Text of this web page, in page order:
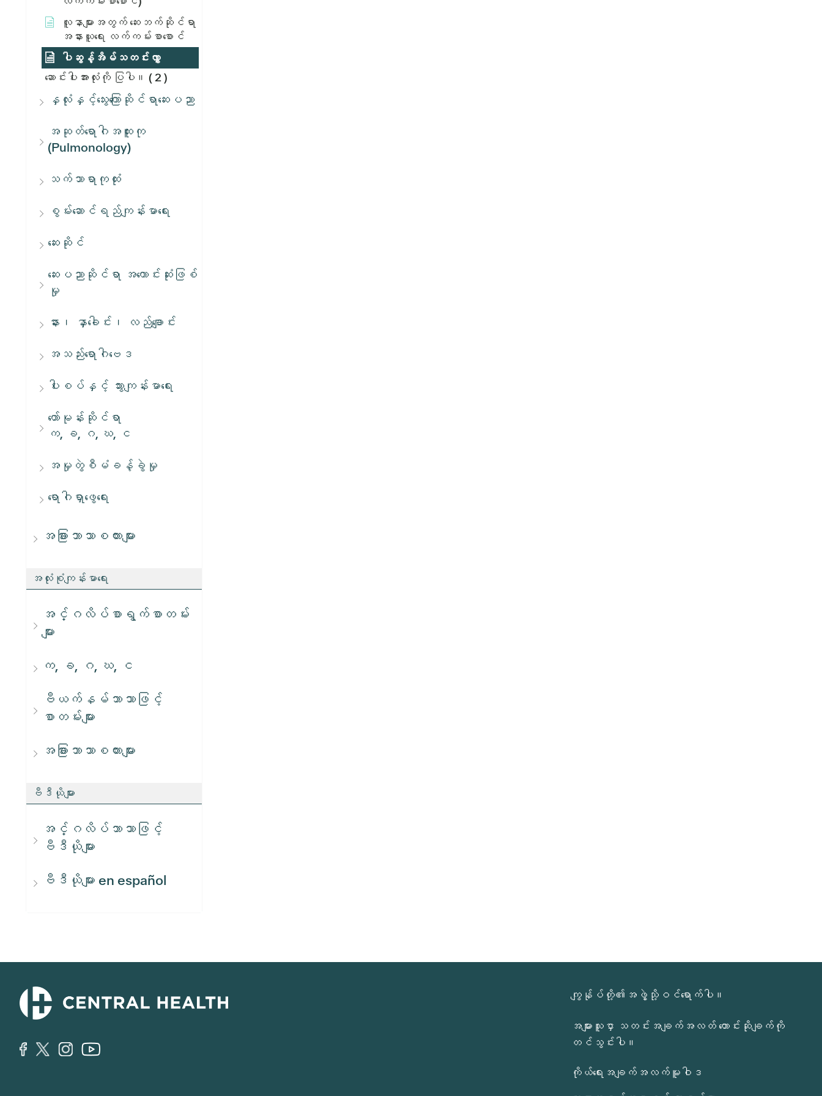
လူနာများအတွက် ဆေးဘက်ဆိုင်ရာ
အနားယူရေး လက်ကမ်းစာစောင်
ပါဆွန့်အိမ်သတင်းလွှာ
ဆောင်းပါးအားလုံးကို ပြပါ။ ( 2 )
နှလုံးနှင့်သွေးကြောဆိုင်ရာဆေးပညာ
အဆုတ်ရောဂါအထူးကု
(Pulmonology)
သက်သာရာကုထုံး
စွမ်းဆောင်ရည်ကျန်းမာရေး
ဆေးဆိုင်
ဆေးပညာဆိုင်ရာ အကောင်းဆုံးဖြစ်
မှု
နား၊ နှာခေါင်း၊ လည်ချောင်း
အသည်းရောဂါဗေဒ
ပါးစပ်နှင့် သွားကျန်းမာရေး
ဟော်မုန်းဆိုင်ရာ
က, ခ, ဂ, ဃ, င
အမှုတွဲစီမံခန့်ခွဲမှု
ရောဂါရှာဖွေရေး
အခြားဘာသာစကားများ
အလုံးစုံကျန်းမာရေး
အင်္ဂလိပ်စာရွက်စာတမ်း
များ
က, ခ, ဂ, ဃ, င
ဗီယက်နမ်ဘာသာဖြင့်
စာတမ်းများ
အခြားဘာသာစကားများ
ဗီဒီယိုများ
အင်္ဂလိပ်ဘာသာဖြင့်
ဗီဒီယိုများ
ဗီဒီယိုများ en español
ကျွန်ုပ်တို့၏အဖွဲ့သို့ဝင်ရောက်ပါ။
အများသူငှာ သတင်းအချက်အလတ် တောင်းဆိုချက်ကို
တင်သွင်းပါ။
ကိုယ်ရေးအချက်အလက်မူဝါဒ